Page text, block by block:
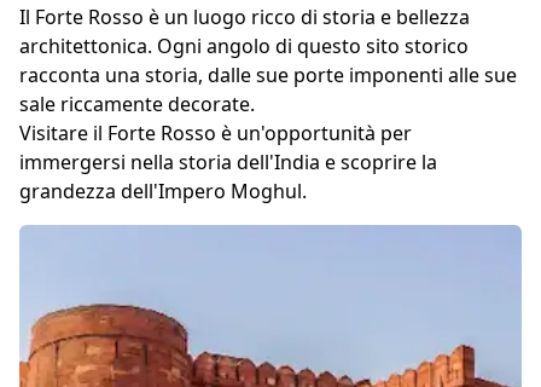
Il Forte Rosso è un luogo ricco di storia e bellezza
architettonica. Ogni angolo di questo sito storico
racconta una storia, dalle sue porte imponenti alle sue
sale riccamente decorate.
Visitare il Forte Rosso è un'opportunità per
immergersi nella storia dell'India e scoprire la
grandezza dell'Impero Moghul.